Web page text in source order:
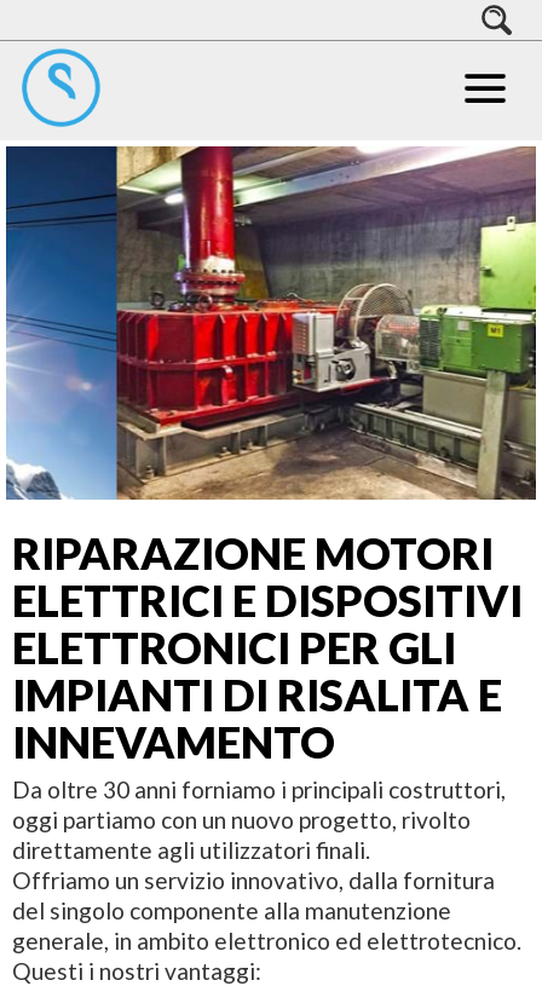
RIPARAZIONE MOTORI
ELETTRICI E DISPOSITIVI
ELETTRONICI PER GLI
IMPIANTI DI RISALITA E
INNEVAMENTO
Da oltre 30 anni forniamo i principali costruttori,
oggi partiamo con un nuovo progetto, rivolto
direttamente agli utilizzatori finali.
Offriamo un servizio innovativo, dalla fornitura
del singolo componente alla manutenzione
generale, in ambito elettronico ed elettrotecnico.
Questi i nostri vantaggi: